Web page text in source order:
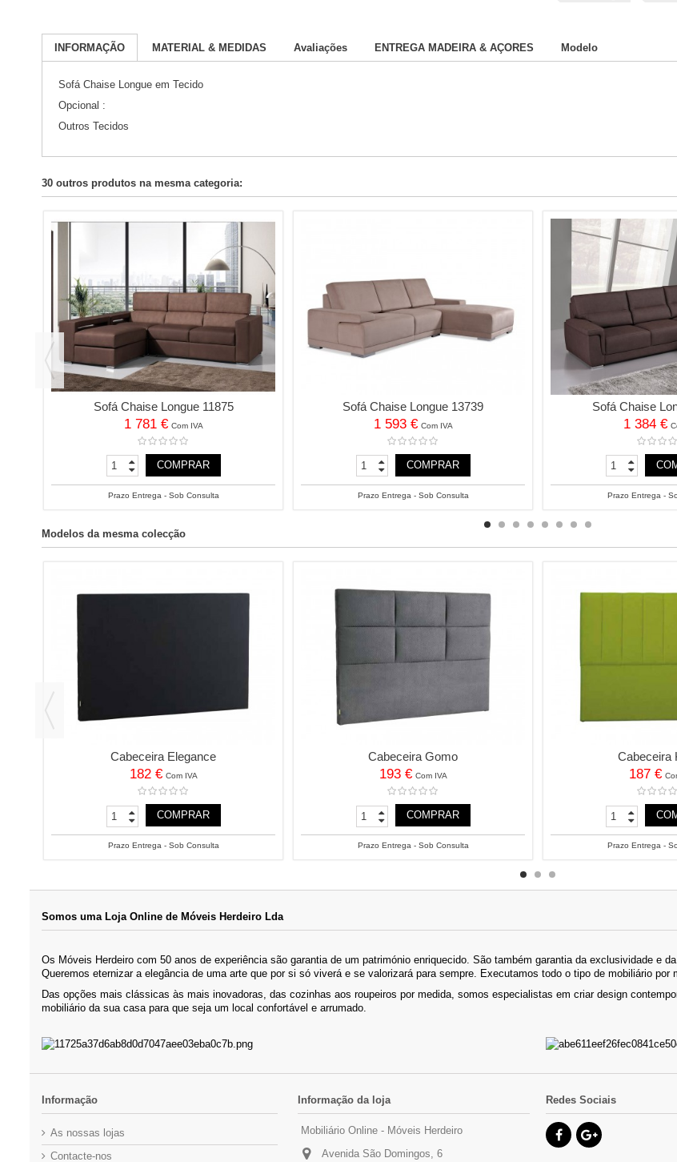
INFORMAÇÃO MATERIAL & MEDIDAS Avaliações ENTREGA MADEIRA & AÇORES Modelo
Sofá Chaise Longue em Tecido
Opcional :
Outros Tecidos
30 outros produtos na mesma categoria:
Sofá Chaise Longue 11875
1 781 € Com IVA
COMPRAR
Prazo Entrega - Sob Consulta
Sofá Chaise Longue 13739
1 593 € Com IVA
COMPRAR
Prazo Entrega - Sob Consulta
Sofá Chaise
1 384 €
Prazo Entrega -
Modelos da mesma colecção
Cabeceira Elegance
182 € Com IVA
COMPRAR
Prazo Entrega - Sob Consulta
Cabeceira Gomo
193 € Com IVA
COMPRAR
Prazo Entrega - Sob Consulta
Cabeceira
187 €
Prazo Entrega -
Somos uma Loja Online de Móveis Herdeiro Lda
Os Móveis Herdeiro com 50 anos de experiência são garantia de um património enriquecido. São também garantia da exclusividade e
Queremos eternizar a elegância de uma arte que por si só viverá e se valorizará para sempre. Executamos todo o tipo de mobiliário por
Das opções mais clássicas às mais inovadoras, das cozinhas aos roupeiros por medida, somos especialistas em criar design
mobiliário da sua casa para que seja um local confortável e arrumado.
Informação
As nossas lojas
Contacte-nos
Informação da loja
Mobiliário Online - Móveis Herdeiro
Avenida São Domingos, 6
Redes Sociais